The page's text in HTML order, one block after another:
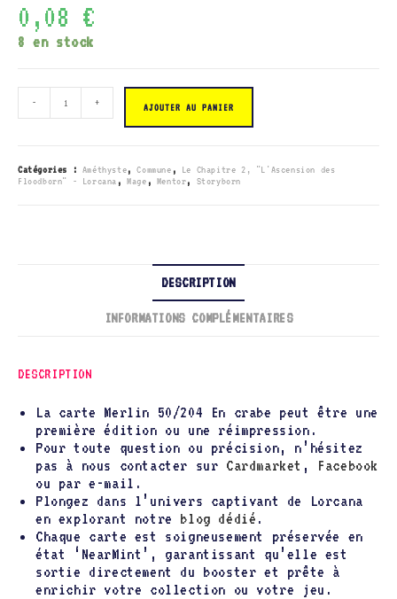
0,08 €
8 en stock
050/204
crabe
- + AJOUTER AU PANIER
Catégories : Améthyste,Commune , Le Chapitre 2, "L'Ascension des
Floodborn" - Lorcana ,Mage , Mentor, Storyborn
DESCRIPTION
INFORMATIONS COMPLÉMENTAIRES
DESCRIPTION
La carte Merlin 50/204 En crabe peut être une
première édition ou une réimpression.
Pour toute question ou précision, n’hésitez
pas à nous contacter sur Cardmarket , Facebook
ou par e-mail.
Plongez dans l’univers captivant de Lorcana
en explorant notre blog dédié .
Chaque carte est soigneusement préservée en
état ‘NearMint’, garantissant qu’elle est
sortie directement du booster et prête à
enrichir votre collection ou votre jeu.